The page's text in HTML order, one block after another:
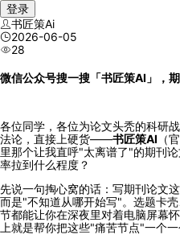
登录
书匠策Ai
2026-06-05
28
微信公众号搜一搜「书匠策AI」，
各位同学，各位为论文头秃的科研
法论，直接上硬货——书匠策AI （
里那个让我直呼"太离谱了"的期刊
率拉到什么程度？
先说一句掏心窝的话：写期刊论文
而是"不知道从哪开始写"。选题卡
节都能让你在深夜里对着电脑屏幕
上就是帮你把这些"痛苦节点"一个一